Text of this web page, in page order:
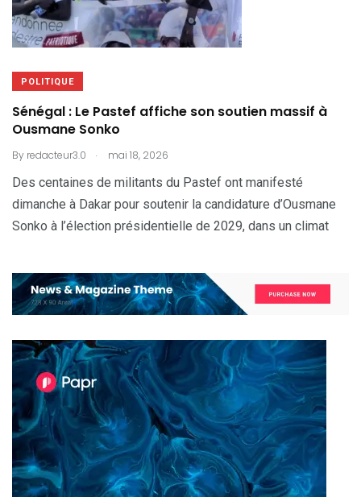
POLITIQUE
Sénégal : Le Pastef affiche son soutien massif à
Ousmane Sonko
By redacteur3.0 . mai 18, 2026
Des centaines de militants du Pastef ont manifesté
dimanche à Dakar pour soutenir la candidature d’Ousmane
Sonko à l’élection présidentielle de 2029, dans un climat